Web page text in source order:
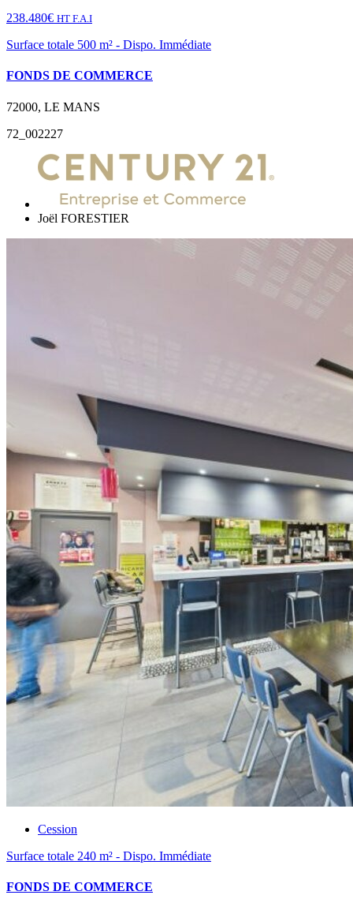
238.480€ HT F.A.I
Surface totale 500 m² - Dispo. Immédiate
FONDS DE COMMERCE
72000, LE MANS
72_002227
Joël FORESTIER
Cession
Surface totale 240 m² - Dispo. Immédiate
FONDS DE COMMERCE